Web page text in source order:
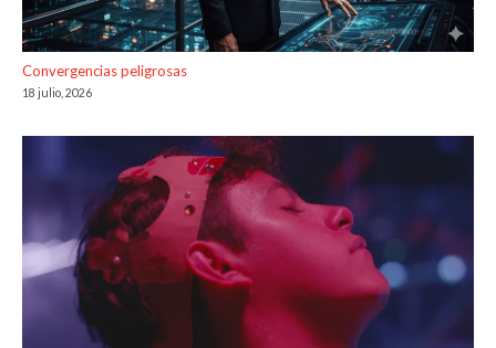
Convergencias peligrosas
18 julio, 2026